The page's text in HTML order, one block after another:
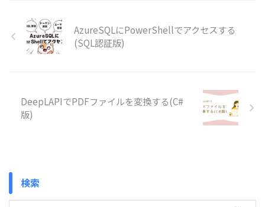
AzureSQLにPowerShellでアクセスする
(SQL認証版)
DeepLAPIでPDFファイルを変換する(C#
版)
検索